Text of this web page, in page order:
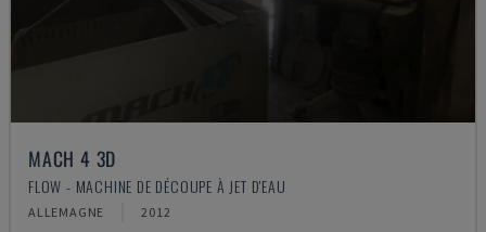
MACH 4 3D
FLOW - MACHINE DE DÉCOUPE À JET D'EAU
ALLEMAGNE 2012